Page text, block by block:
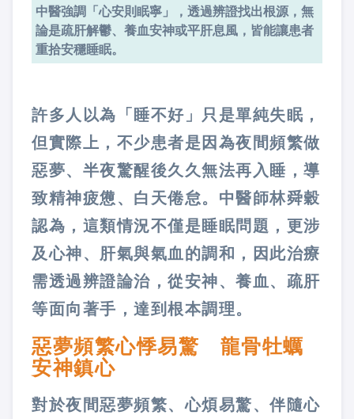
中醫強調「心安則眠寧」，透過辨證找出根源，無
論是疏肝解鬱、養血安神或平肝息風，皆能讓患者
重拾安穩睡眠。
許多人以為「睡不好」只是單純失眠，
但實際上，不少患者是因為夜間頻繁做
惡夢、半夜驚醒後久久無法再入睡，導
致精神疲憊、白天倦怠。中醫師林舜穀
認為，這類情況不僅是睡眠問題，更涉
及心神、肝氣與氣血的調和，因此治療
需透過辨證論治，從安神、養血、疏肝
等面向著手，達到根本調理。
惡夢頻繁心悸易驚 龍骨牡蠣
安神鎮心
對於夜間惡夢頻繁、心煩易驚、伴隨心